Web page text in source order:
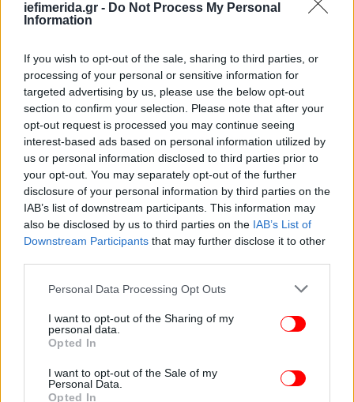
iefimerida.gr - Do Not Process My Personal
Information
If you wish to opt-out of the sale, sharing to third parties, or
processing of your personal or sensitive information for
targeted advertising by us, please use the below opt-out
section to confirm your selection. Please note that after your
opt-out request is processed you may continue seeing
interest-based ads based on personal information utilized by
us or personal information disclosed to third parties prior to
your opt-out. You may separately opt-out of the further
disclosure of your personal information by third parties on the
IAB’s list of downstream participants. This information may
also be disclosed by us to third parties on the IAB’s List of
Downstream Participants that may further disclose it to other
Please note that this website/app uses one or more Google
not limited to your visit or usage behaviour. You may click to
grant or deny consent to Google and its third-party tags to
use your data for below specified purposes in below Google
consent section.
Personal Data Processing Opt Outs
I want to opt-out of the Sharing of my
personal data.
Opted In
I want to opt-out of the Sale of my
Personal Data.
Opted In
ΣΠΟΡ 25/02/2026 13:14
Η οικογένεια των Allwyn Champs γίνεται
διεθνής και αναβαθμίζει το επίπεδο στήριξης
στον ελληνικό αθλητισμό